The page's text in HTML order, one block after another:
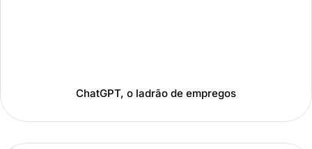
ChatGPT, o ladrão de empregos